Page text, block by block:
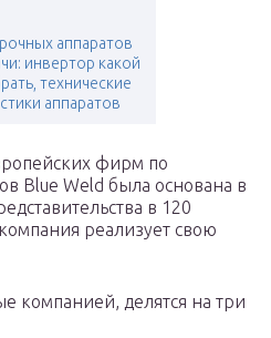
аппаратов
инвертор какой
технические
аппаратов
фирм по
Blue Weld была основана в
в 120
реализует свою
компанией, делятся на три